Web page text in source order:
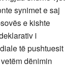
synimet e saj
e kishte
i
të pushtuesit
dënimin